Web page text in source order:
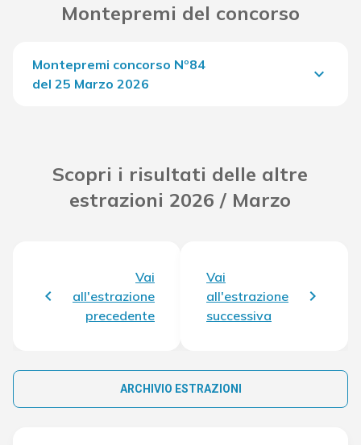
Montepremi del concorso
Montepremi concorso Nº84
del 25 Marzo 2026
keyboard_arrow_down
Scopri i risultati delle altre
estrazioni 2026 / Marzo
Vai
all'estrazione
precedente
Vai
all'estrazione
successiva
ARCHIVIO ESTRAZIONI